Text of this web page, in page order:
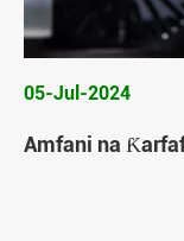
05-Jul-2024
Amfani na